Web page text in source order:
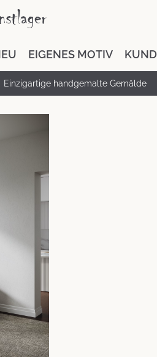
EIGENES MOTIV
Einzigartige handgemalte Gemälde